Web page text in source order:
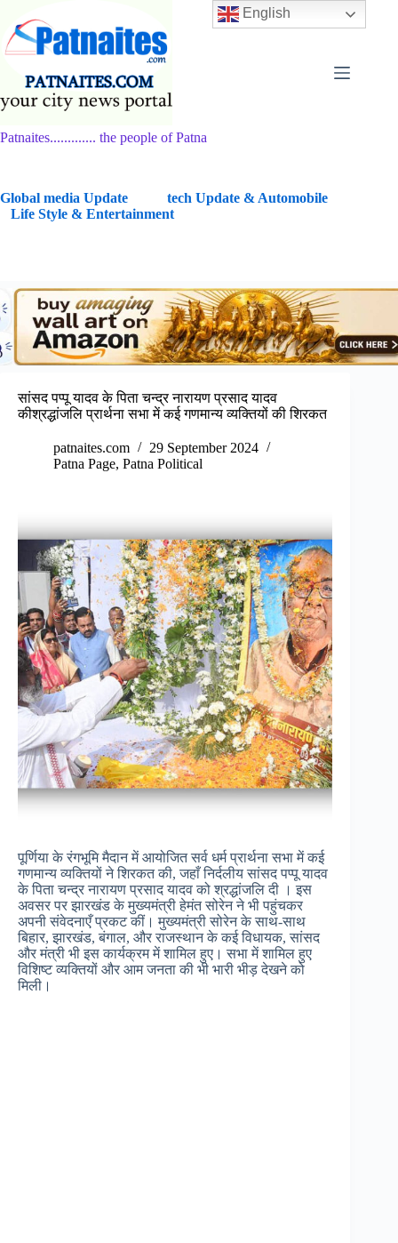
content
Patnaites............. the people of Patna
Global media Update
tech Update & Automobile
Life Style & Entertainment
सांसद पप्पू यादव के पिता चन्द्र नारायण प्रसाद यादव
कीश्रद्धांजलि प्रार्थना सभा में कई गणमान्य व्यक्तियों की शिरकत
patnaites.com
29 September 2024
Patna Page, Patna Political
पूर्णिया के रंगभूमि मैदान में आयोजित सर्व धर्म प्रार्थना सभा में कई
गणमान्य व्यक्तियों ने शिरकत की, जहाँ निर्दलीय सांसद पप्पू यादव
के पिता चन्द्र नारायण प्रसाद यादव को श्रद्धांजलि दी । इस
अवसर पर झारखंड के मुख्यमंत्री हेमंत सोरेन ने भी पहुंचकर
अपनी संवेदनाएँ प्रकट कीं। मुख्यमंत्री सोरेन के साथ-साथ
बिहार, झारखंड, बंगाल, और राजस्थान के कई विधायक, सांसद
और मंत्री भी इस कार्यक्रम में शामिल हुए। सभा में शामिल हुए
विशिष्ट व्यक्तियों और आम जनता की भी भारी भीड़ देखने को
मिली।
English